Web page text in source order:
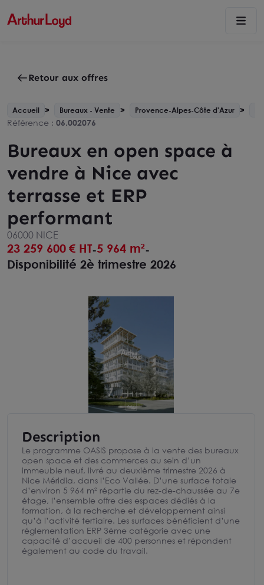
Retour aux offres
Accueil Bureaux - Vente Provence-Alpes-Côte d'Azur
Référence : 06.002076
Bureaux en open space à
vendre à Nice avec
terrasse et ERP
performant
06000 NICE
23 259 600 € HT-5 964 m²-
Disponibilité 2è trimestre 2026
Description
Le programme OASIS propose à la vente des bureaux
open space et des commerces au sein d’un
immeuble neuf, livré au deuxième trimestre 2026 à
Nice Méridia, dans l’Eco Vallée. D’une surface totale
d’environ 5 964 m² répartie du rez-de-chaussée au 7e
étage, l’ensemble offre des espaces dédiés à la
formation, à la recherche et développement ainsi
qu’à l’activité tertiaire. Les surfaces bénéficient d’une
réglementation ERP 3ème catégorie avec une
capacité d’accueil de 400 personnes et répondent
également au code du travail.